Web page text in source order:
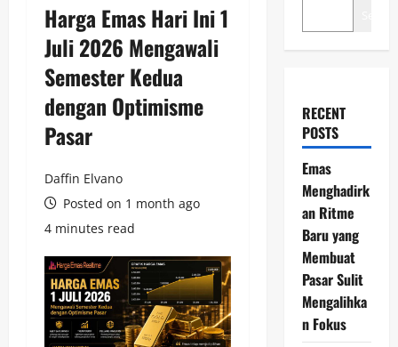
Harga Emas Hari Ini 1
Juli 2026 Mengawali
Semester Kedua
dengan Optimisme
Pasar
Daffin Elvano
Posted on 1 month ago
4 minutes read
RECENT
POSTS
Emas
Menghadirk
an Ritme
Baru yang
Membuat
Pasar Sulit
Mengalihka
n Fokus